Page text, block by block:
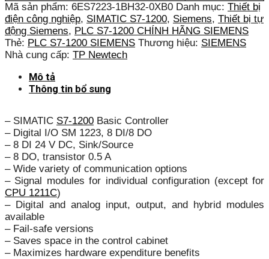
Mã sản phẩm: 6ES7223-1BH32-0XB0 Danh mục: Thiết bị
điện công nghiệp, SIMATIC S7-1200, Siemens, Thiết bị tự
động Siemens, PLC S7-1200 CHÍNH HÃNG SIEMENS
Thẻ: PLC S7-1200 SIEMENS Thương hiệu: SIEMENS
Nhà cung cấp: TP Newtech
Mô tả
Thông tin bổ sung
– SIMATIC S7-1200 Basic Controller
– Digital I/O SM 1223, 8 DI/8 DO
– 8 DI 24 V DC, Sink/Source
– 8 DO, transistor 0.5 A
– Wide variety of communication options
– Signal modules for individual configuration (except for
CPU 1211C)
– Digital and analog input, output, and hybrid modules
available
– Fail-safe versions
– Saves space in the control cabinet
– Maximizes hardware expenditure benefits